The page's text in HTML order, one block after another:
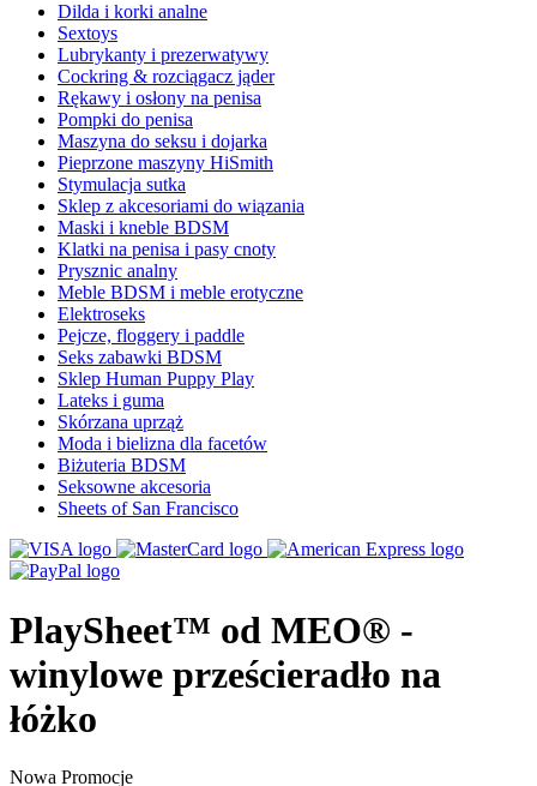
Dilda i korki analne
Sextoys
Lubrykanty i prezerwatywy
Cockring & rozciągacz jąder
Rękawy i osłony na penisa
Pompki do penisa
Maszyna do seksu i dojarka
Pieprzone maszyny HiSmith
Stymulacja sutka
Sklep z akcesoriami do wiązania
Maski i kneble BDSM
Klatki na penisa i pasy cnoty
Prysznic analny
Meble BDSM i meble erotyczne
Elektroseks
Pejcze, floggery i paddle
Seks zabawki BDSM
Sklep Human Puppy Play
Lateks i guma
Skórzana uprząż
Moda i bielizna dla facetów
Biżuteria BDSM
Seksowne akcesoria
Sheets of San Francisco
PlaySheet™ od MEO® -
winylowe prześcieradło na
łóżko
Nowa Promocje